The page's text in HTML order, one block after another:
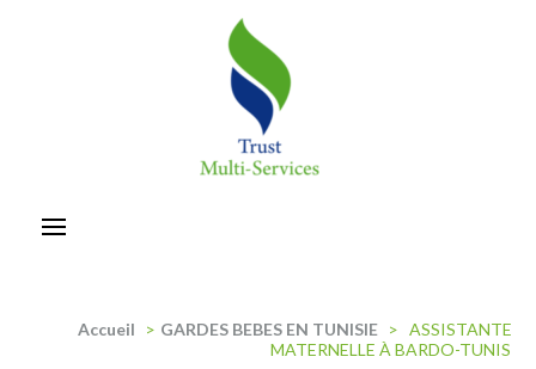
Accueil > GARDES BEBES EN TUNISIE > ASSISTANTE
MATERNELLE À BARDO-TUNIS